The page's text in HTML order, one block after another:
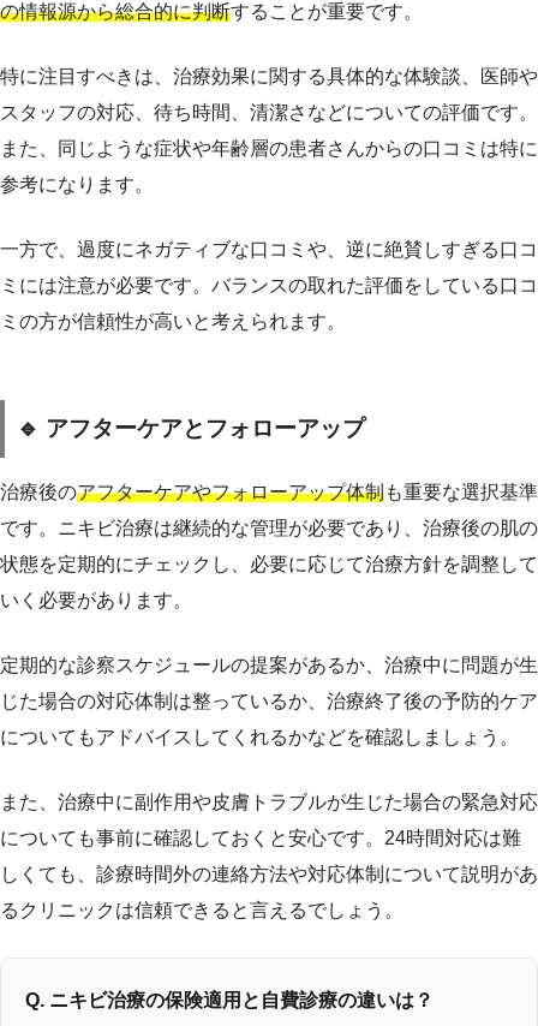
の情報源から総合的に判断することが重要です。
特に注目すべきは、治療効果に関する具体的な体験談、医師や
スタッフの対応、待ち時間、清潔さなどについての評価です。
また、同じような症状や年齢層の患者さんからの口コミは特に
参考になります。
一方で、過度にネガティブな口コミや、逆に絶賛しすぎる口コ
ミには注意が必要です。バランスの取れた評価をしている口コ
ミの方が信頼性が高いと考えられます。
🔹 アフターケアとフォローアップ
治療後のアフターケアやフォローアップ体制も重要な選択基準
です。ニキビ治療は継続的な管理が必要であり、治療後の肌の
状態を定期的にチェックし、必要に応じて治療方針を調整して
いく必要があります。
定期的な診察スケジュールの提案があるか、治療中に問題が生
じた場合の対応体制は整っているか、治療終了後の予防的ケア
についてもアドバイスしてくれるかなどを確認しましょう。
また、治療中に副作用や皮膚トラブルが生じた場合の緊急対応
についても事前に確認しておくと安心です。24時間対応は難
しくても、診療時間外の連絡方法や対応体制について説明があ
るクリニックは信頼できると言えるでしょう。
Q. ニキビ治療の保険適用と自費診療の違いは？